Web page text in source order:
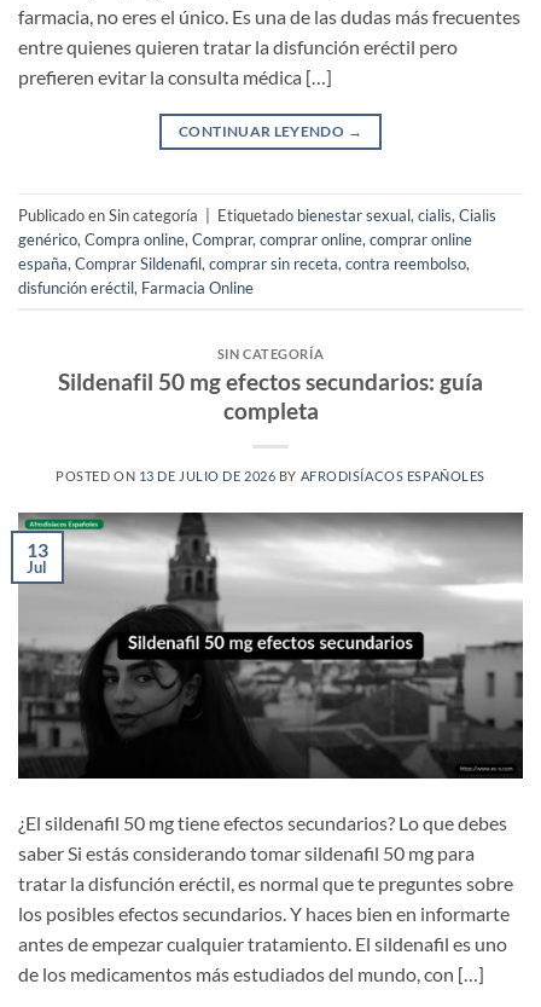
farmacia, no eres el único. Es una de las dudas más frecuentes
entre quienes quieren tratar la disfunción eréctil pero
prefieren evitar la consulta médica […]
CONTINUAR LEYENDO →
Publicado en Sin categoría Etiquetado bienestar sexual, cialis, Cialis
genérico, Compra online, Comprar, comprar online, comprar online
españa, Comprar Sildenafil, comprar sin receta, contra reembolso,
disfunción eréctil, Farmacia Online
SIN CATEGORÍA
Sildenafil 50 mg efectos secundarios: guía
completa
POSTED ON 13 DE JULIO DE 2026 BY AFRODISÍACOS ESPAÑOLES
13
Jul
¿El sildenafil 50 mg tiene efectos secundarios? Lo que debes
saber Si estás considerando tomar sildenafil 50 mg para
tratar la disfunción eréctil, es normal que te preguntes sobre
los posibles efectos secundarios. Y haces bien en informarte
antes de empezar cualquier tratamiento. El sildenafil es uno
de los medicamentos más estudiados del mundo, con […]